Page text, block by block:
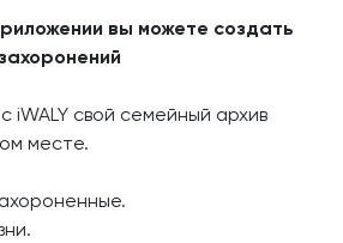
вы можете создать
iWALY свой семейный архив
месте.